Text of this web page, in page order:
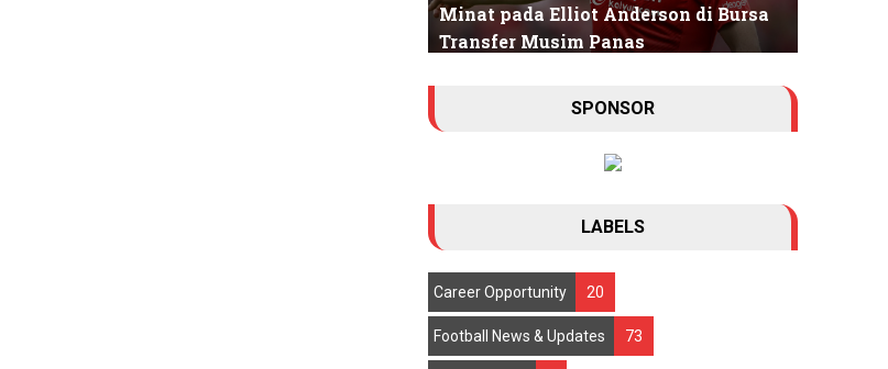
Minat pada Elliot Anderson di Bursa
Transfer Musim Panas
Manchester United tampaknya mengubah arah
strategi transfer mereka menjelang bursa m...
SPONSOR
LABELS
Career Opportunity 20
Football News & Updates 73